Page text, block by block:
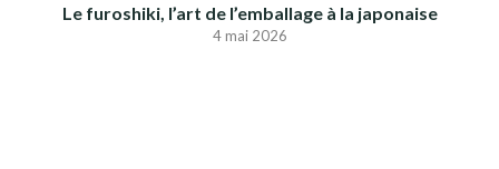
Le furoshiki, l’art de l’emballage à la japonaise
4 mai 2026